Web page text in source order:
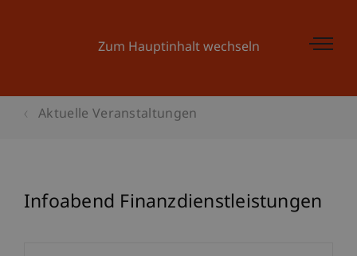
Zum Hauptinhalt wechseln
Aktuelle Veranstaltungen
Infoabend Finanzdienstleistungen